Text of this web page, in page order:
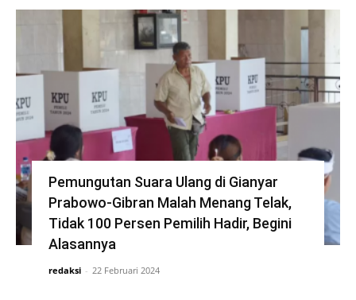
Pemungutan Suara Ulang di Gianyar
Prabowo-Gibran Malah Menang Telak,
Tidak 100 Persen Pemilih Hadir, Begini
Alasannya
redaksi - 22 Februari 2024